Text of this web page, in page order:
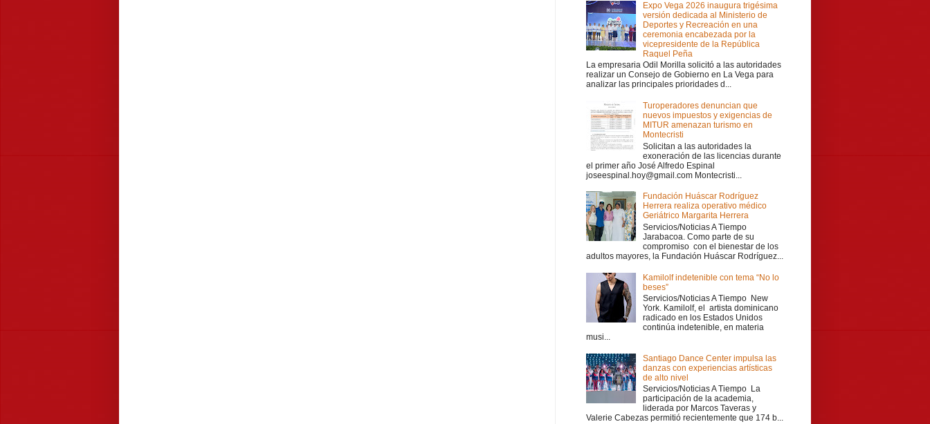
Expo Vega 2026 inaugura trigésima
versión dedicada al Ministerio de
Deportes y Recreación en una
ceremonia encabezada por la
vicepresidente de la República
Raquel Peña
La empresaria Odil Morilla solicitó a las autoridades
realizar un Consejo de Gobierno en La Vega para
analizar las principales prioridades d...
Turoperadores denuncian que
nuevos impuestos y exigencias de
MITUR amenazan turismo en
Montecristi
Solicitan a las autoridades la
exoneración de las licencias durante
el primer año José Alfredo Espinal
joseespinal.hoy@gmail.com Montecristi...
Fundación Huáscar Rodríguez
Herrera realiza operativo médico
Geriátrico Margarita Herrera
Servicios/Noticias A Tiempo
Jarabacoa. Como parte de su
compromiso con el bienestar de los
adultos mayores, la Fundación Huáscar Rodríguez...
Kamilolf indetenible con tema “No lo
beses”
Servicios/Noticias A Tiempo New
York. Kamilolf, el artista dominicano
radicado en los Estados Unidos
continúa indetenible, en materia
musi...
Santiago Dance Center impulsa las
danzas con experiencias artísticas
de alto nivel
Servicios/Noticias A Tiempo La
participación de la academia,
liderada por Marcos Taveras y
Valerie Cabezas permitió recientemente que 174 b...